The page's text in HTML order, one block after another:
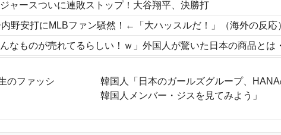
ースついに連敗ストップ！大谷翔平、決勝打
野安打にMLBファン騒然！←「大ハッスルだ！」（海外の反応
売れてるらしい！ｗ」外国人が驚いた日本の商品とは・・・？【海外の反応】
キロ攻略のポール直撃弾で首位攻防戦＆元監督メモリアルデー逆転勝利に貢献
のファッシ
韓国人「日本のガールズグループ、
韓国人メンバー・ジスを見てみよう」